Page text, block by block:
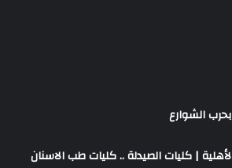
الشوارع
| كليات الصيدلة .. كليات طب الاسنان